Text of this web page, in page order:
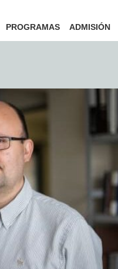
PROGRAMAS ADMISIÓN